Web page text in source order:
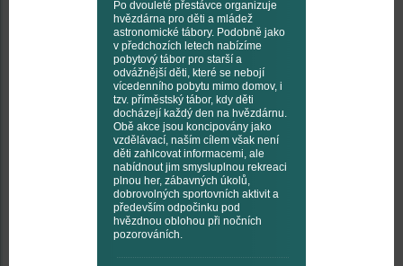
Po dvouleté přestávce organizuje
hvězdárna pro děti a mládež
astronomické tábory. Podobně jako
v předchozích letech nabízíme
pobytový tábor pro starší a
odvážnější děti, které se nebojí
vícedenního pobytu mimo domov, i
tzv. příměstský tábor, kdy děti
docházejí každý den na hvězdárnu.
Obě akce jsou koncipovány jako
vzdělávací, naším cílem však není
děti zahlcovat informacemi, ale
nabídnout jim smysluplnou rekreaci
plnou her, zábavných úkolů,
dobrovolných sportovních aktivit a
především odpočinku pod
hvězdnou oblohou při nočních
pozorováních.